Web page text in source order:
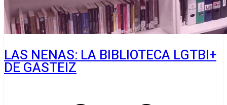
LAS NENAS: LA BIBLIOTECA LGTBI+
DE GASTEIZ